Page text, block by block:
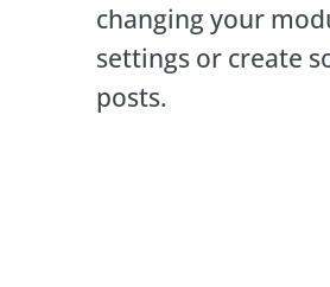
changing your
settings or create
posts.